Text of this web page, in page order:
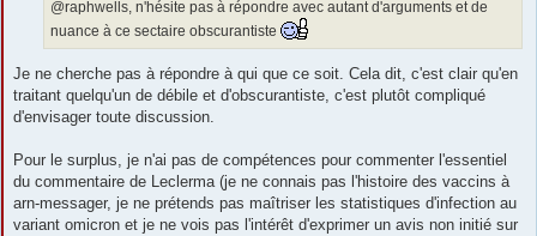
@raphwells, n'hésite pas à répondre avec autant d'arguments et de
nuance à ce sectaire obscurantiste
Je ne cherche pas à répondre à qui que ce soit. Cela dit, c'est clair qu'en
traitant quelqu'un de débile et d'obscurantiste, c'est plutôt compliqué
d'envisager toute discussion.
Pour le surplus, je n'ai pas de compétences pour commenter l'essentiel
du commentaire de Leclerma (je ne connais pas l'histoire des vaccins à
arn-messager, je ne prétends pas maîtriser les statistiques d'infection au
variant omicron et je ne vois pas l'intérêt d'exprimer un avis non initié sur